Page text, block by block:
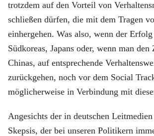
trotzdem auf den Vorteil von
schließen dürfen, die mit dem Tragen
einhergehen. Was also, wenn der
Südkoreas, Japans oder, wenn man den
Chinas, auf entsprechende
zurückgehen, noch vor dem Social
möglicherweise in Verbindung mit
Angesichts der in deutschen
Skepsis, der bei unseren Politikern